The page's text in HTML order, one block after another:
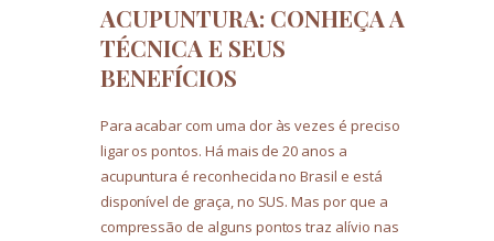
ACUPUNTURA: CONHEÇA A
TÉCNICA E SEUS
BENEFÍCIOS
Para acabar com uma dor às vezes é preciso
ligar os pontos. Há mais de 20 anos a
acupuntura é reconhecida no Brasil e está
disponível de graça, no SUS. Mas por que a
compressão de alguns pontos traz alívio nas